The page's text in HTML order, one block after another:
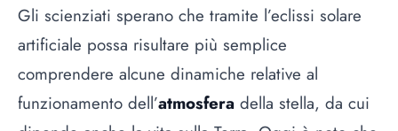
Gli scienziati sperano che tramite l’eclissi solare
artificiale possa risultare più semplice
comprendere alcune dinamiche relative al
funzionamento dell’atmosfera della stella, da cui